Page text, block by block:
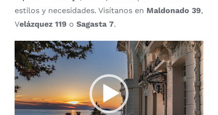
estilos y necesidades. Visítanos en Maldonado 39,
Velázquez 119 o Sagasta 7.
Reproductor
de
vídeo